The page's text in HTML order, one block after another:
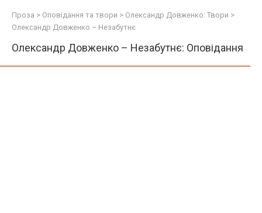
Проза > Оповідання та твори > Олександр Довженко: Твори >
Олександр Довженко – Незабутнє
Олександр Довженко – Незабутнє: Оповідання